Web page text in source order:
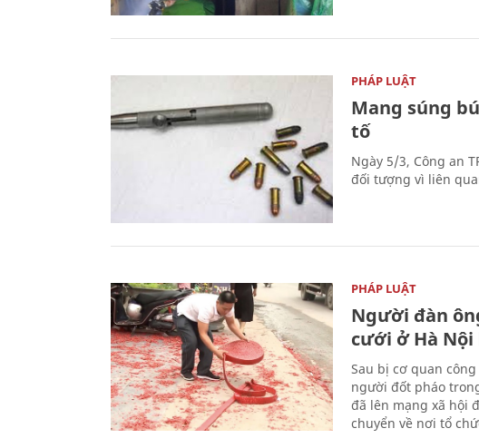
PHÁP LUẬT
Mang súng
tố
Ngày 5/3, Công an
đối tượng vì liên
PHÁP LUẬT
Người đàn
cưới ở Hà Nội
Sau bị cơ quan
người đốt pháo
đã lên mạng xã hội
chuyển về nơi tổ